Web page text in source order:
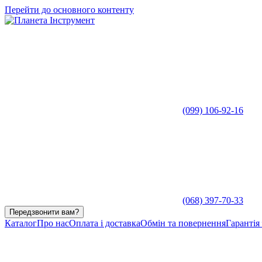
Перейти до основного контенту
(099) 106-92-16
(068) 397-70-33
Передзвонити вам?
КаталогПро насОплата і доставкаОбмін та поверненняГарантія